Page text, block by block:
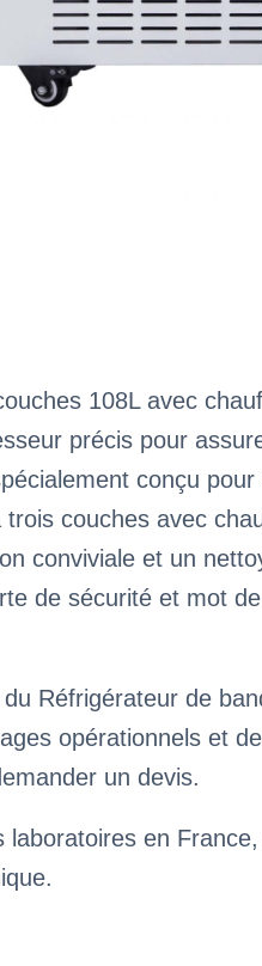
108L avec
précis pour
conçu
couches avec
conviviale et un
de sécurité et mot
Réfrigérateur de
opérationnels et
un devis.
en